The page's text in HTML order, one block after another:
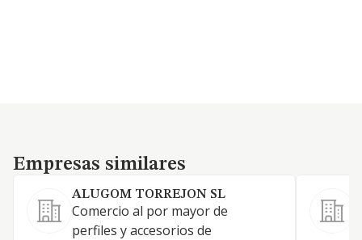
Empresas similares
Empresas similares
ALUGOM TORREJON SL
Comercio al por mayor de
perfiles y accesorios de